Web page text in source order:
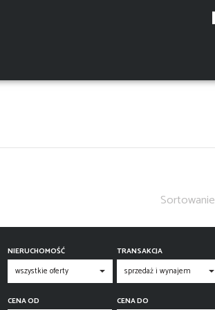
Sortowanie
NIERUCHOMOŚĆ TRANSAKCJA
CENA OD CENA DO